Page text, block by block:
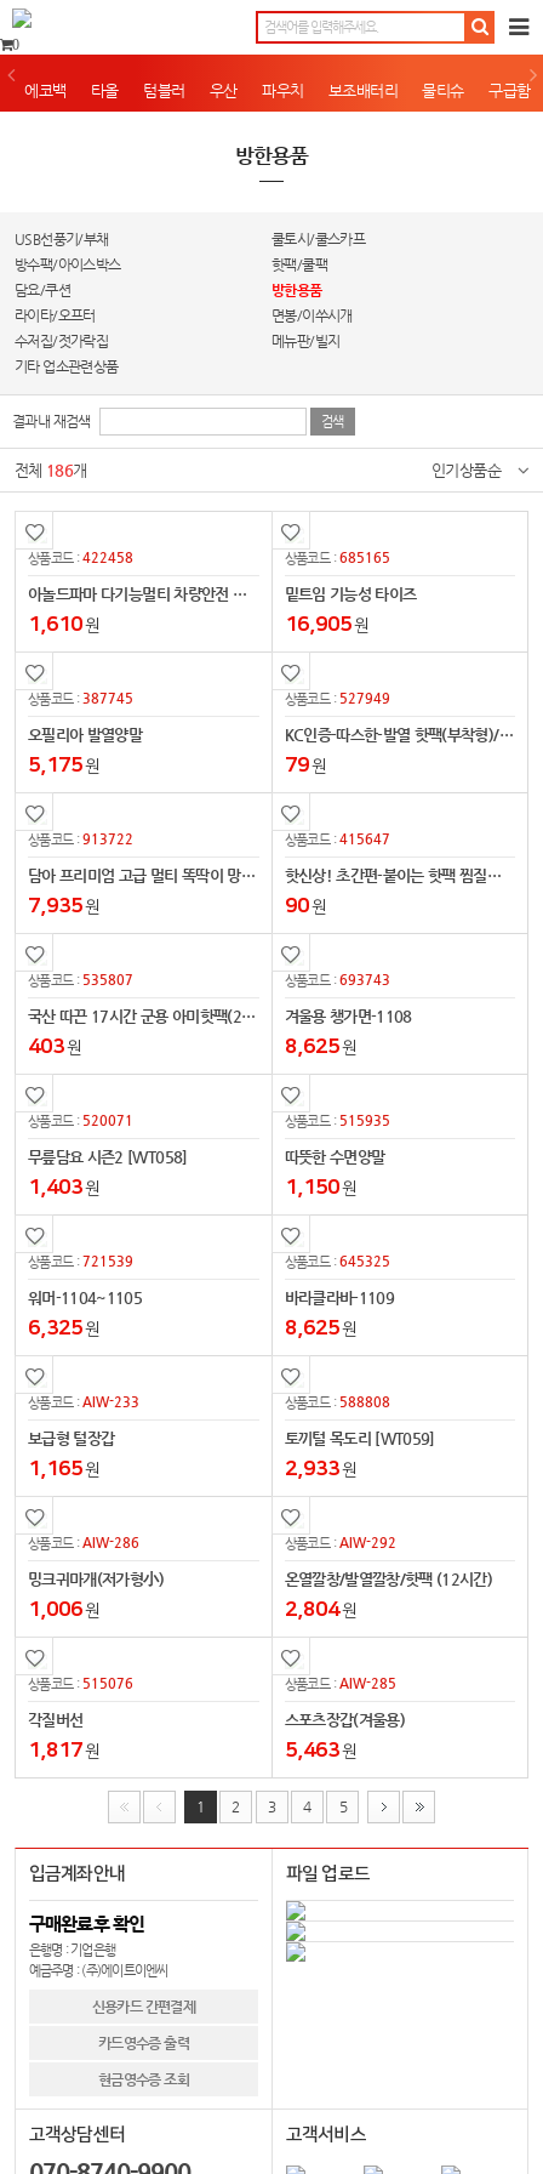
0
에코백 타올 텀블러 우산 파우치 보조배터리 물티슈 구급함
방한용품
USB선풍기/부채
쿨토시/쿨스카프
방수팩/아이스박스
핫팩/쿨팩
담요/쿠션
방한용품
라이타/오프터
면봉/이쑤시개
수저집/젓가락집
메뉴판/빌지
기타 업소관련상품
결과내 재검색
전체 186개 인기상품순
상품코드 :422458
아놀드파마 다기능멀티 차량안전 성에제거장갑
1,610원
상품코드 :685165
밑트임 기능성 타이즈
16,905원
상품코드 :387745
오필리아 발열양말
5,175원
상품코드 : 527949
KC인증-따스한-발열 핫팩(부착형)/손난로
79원
상품코드 :913722
담아 프리미엄 고급 멀티 똑딱이 망토 담요 130x80(cm)
7,935원
상품코드 :415647
핫신상! 초간편-붙이는 핫팩 찜질팩 손난로
90원
상품코드 : 535807
국산 따끈 17시간 군용 아미핫팩(25제조)
403원
상품코드 :693743
겨울용 챙가면-1108
8,625원
상품코드 : 520071
무릎담요 시즌2 [WT058]
1,403원
상품코드 : 515935
따뜻한 수면양말
1,150원
상품코드 :721539
워머-1104~1105
6,325원
상품코드 :645325
바라클라바-1109
8,625원
상품코드 :AIW-233
보급형 털장갑
1,165원
상품코드 : 588808
토끼털 목도리 [WT059]
2,933원
상품코드 :AIW-286
밍크귀마개(저가형小)
1,006원
상품코드 :AIW-292
온열깔창/발열깔창/핫팩 (12시간)
2,804원
상품코드 : 515076
각질버선
1,817원
상품코드 :AIW-285
스포츠장갑(겨울용)
5,463원
1 2 3 4 5
입금계좌안내
구매완료후 확인
은행명 : 기업은행
예금주명 : (주)에이트이엔씨
신용카드 간편결제
카드영수증 출력
현금영수증 조회
파일 업로드
고객상담센터 고객서비스